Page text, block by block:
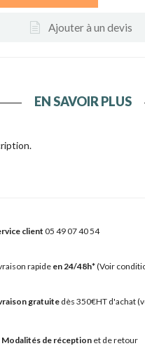
Ajouter à un devis
EN SAVOIR PLUS
client 05 49 07 40 54
rapideen 24/48h*(Voir
gratuite dès 350€HT d'achat
Modalités de réception et de retour